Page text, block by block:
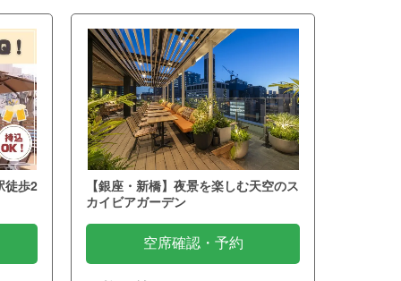
徒歩2
【銀座・新橋】夜景を楽しむ天空のス
カイビアガーデン
空席確認・予約